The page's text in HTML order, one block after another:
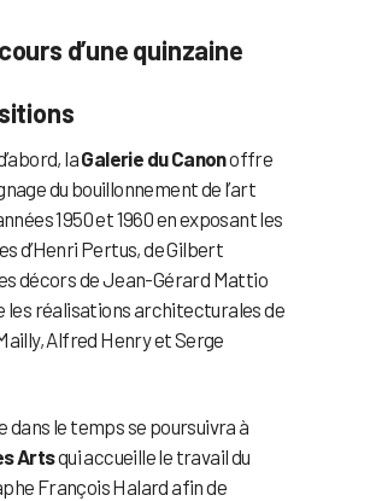
d’une quinzaine
laGalerie du Canonoffre
du bouillonnement de l’art
1950 et 1960 en exposant les
d’Henri Pertus, de Gilbert
décors de Jean-Gérard Mattio
les réalisations architecturales de
Alfred Henry et Serge
dans le temps se poursuivra à
Artsqui accueille le travail du
François Halard afin de